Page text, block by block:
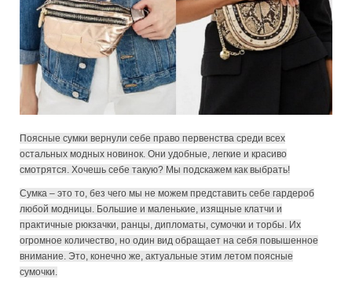
Поясные сумки вернули себе право первенства среди всех
остальных модных новинок. Они удобные, легкие и красиво
смотрятся. Хочешь себе такую? Мы подскажем как выбрать!
Сумка – это то, без чего мы не можем представить себе гардероб
любой модницы. Большие и маленькие, изящные клатчи и
практичные рюкзачки, ранцы, дипломаты, сумочки и торбы. Их
огромное количество, но один вид обращает на себя повышенное
внимание. Это, конечно же, актуальные этим летом поясные
сумочки.